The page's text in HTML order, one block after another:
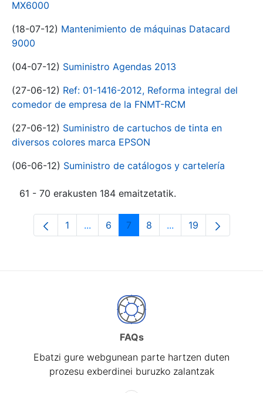
MX6000
(18-07-12) Mantenimiento de máquinas Datacard
9000
(04-07-12) Suministro Agendas 2013
(27-06-12) Ref: 01-1416-2012, Reforma integral del
comedor de empresa de la FNMT-RCM
(27-06-12) Suministro de cartuchos de tinta en
diversos colores marca EPSON
(06-06-12) Suministro de catálogos y cartelería
61 - 70 erakusten 184 emaitzetatik.
Orrialdea
1 ...Intermediate Pages Use TAB to
Orrialdea
6 Orrialdea
7 Orrialdea
8 ...Intermediate Pages
Orrialdea
19
FAQs
Ebatzi gure webgunean parte hartzen duten
prozesu exberdinei buruzko zalantzak